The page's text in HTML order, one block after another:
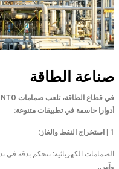
صناعة الطاقة
أدوارا حاسمة في تطبيقات متنوعة:
1 | استخراج النفط والغاز:
الصمامات الكهربائية: تتحكم بدقة
وآمن.